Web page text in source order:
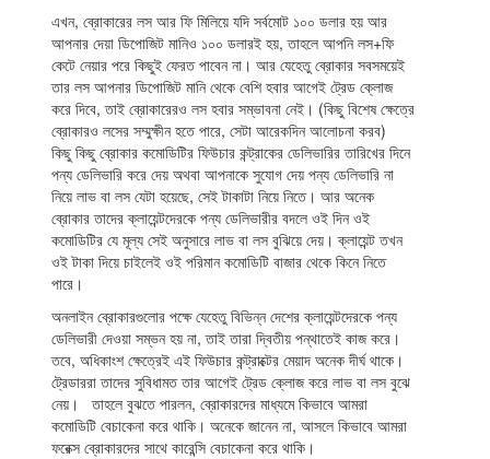
এখন, ব্রোকারের লস আর ফি মিলিয়ে যদি সর্বমোট ১০০ ডলার হয় আর
আপনার দেয়া ডিপোজিট মানিও ১০০ ডলারই হয়, তাহলে আপনি লস+ফি
কেটে নেয়ার পরে কিছুই ফেরত পাবেন না। আর যেহেতু ব্রোকার সবসময়েই
তার লস আপনার ডিপোজিট মানি থেকে বেশি হবার আগেই ট্রেড ক্লোজ
করে দিবে, তাই ব্রোকারেরও লস হবার সম্ভাবনা নেই। (কিছু বিশেষ ক্ষেত্রে
ব্রোকারও লসের সম্মুক্ষীন হতে পারে, সেটা আরেকদিন আলোচনা করব)
কিছু কিছু ব্রোকার কমোডিটির ফিউচার কন্ট্রাকের ডেলিভারির তারিখের দিনে
পন্য ডেলিভারি করে দেয় অথবা আপনাকে সুযোগ দেয় পন্য ডেলিভারি না
নিয়ে লাভ বা লস যেটা হয়েছে, সেই টাকাটা নিয়ে নিতে। আর অনেক
ব্রোকার তাদের ক্লায়েন্টদেরকে পন্য ডেলিভারীর বদলে ওই দিন ওই
কমোডিটির যে মূল্য সেই অনুসারে লাভ বা লস বুঝিয়ে দেয়। ক্লায়েন্ট তখন
ওই টাকা দিয়ে চাইলেই ওই পরিমান কমোডিটি বাজার থেকে কিনে নিতে
পারে।
অনলাইন ব্রোকারগুলোর পক্ষে যেহেতু বিভিন্ন দেশের ক্লায়েন্টদেরকে পন্য
ডেলিভারী দেওয়া সম্ভন হয় না, তাই তারা দ্বিতীয় পন্থাতেই কাজ করে।
তবে, অধিকাংশ ক্ষেত্রেই এই ফিউচার কন্ট্রাক্টের মেয়াদ অনেক দীর্ঘ থাকে।
ট্রেডাররা তাদের সুবিধামত তার আগেই ট্রেড ক্লোজ করে লাভ বা লস বুঝে
নেয়। তাহলে বুঝতে পারলন, ব্রোকারদের মাধ্যমে কিভাবে আমরা
কমোডিটি বেচাকেনা করে থাকি। অনেকে জানেন না, আসলে কিভাবে আমরা
ফরেক্স ব্রোকারদের সাথে কারেন্সি বেচাকেনা করে থাকি।